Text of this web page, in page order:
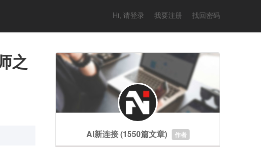
Hi, 请登录 我要注册 找回密码
之
AI新连接(1550篇文章) 作者